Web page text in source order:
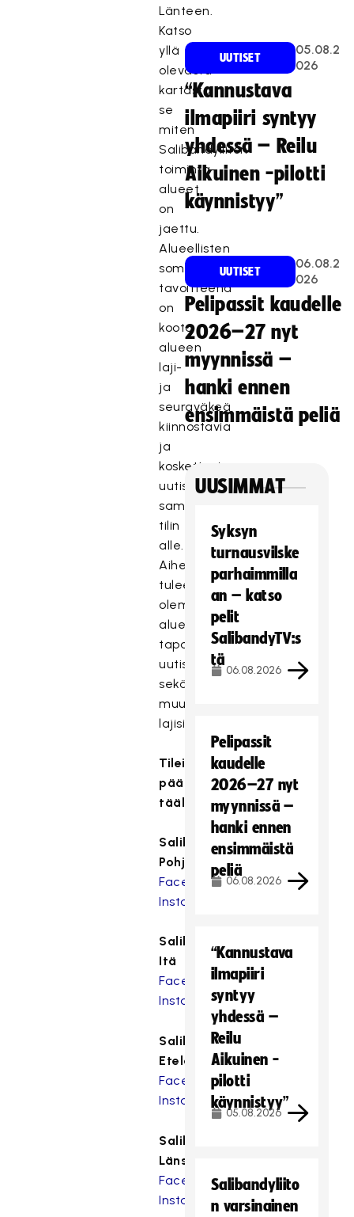
Länteen.
Katso
yllä
olevasta
kartasta
se
miten
Salibandyliiton
toiminta-
alueet
on
jaettu.
Alueellisten
somekanavien
tavoitteena
on
koota
alueen
laji-
ja
seuraväkeä
kiinnostavia
ja
koskettavia
uutisia
saman
tilin
alle.
Aihealueina
tulee
olemaan
alueen
tapahtumat,
uutiset
sekä
muut
lajisisällöt.
Tileille
pääset
täältä:
Salibandyliitto
Pohjoinen
Facebook
Instagram
Salibandyliitto
Itä
Facebook
Instagram
Salibandyliitto
Etelä
Facebook
Instagram
Salibandyliitto
Länsi
Facebook
Instagram
UUTISET
05.08.2
026
“Kannustava
ilmapiiri syntyy
yhdessä – Reilu
Aikuinen -pilotti
käynnistyy”
UUTISET
06.08.2
026
Pelipassit kaudelle
2026–27 nyt
myynnissä –
hanki ennen
ensimmäistä peliä
UUSIMMAT
Syksyn
turnausvilske
parhaimmilla
an – katso
pelit
SalibandyTV:s
tä
06.08.2026
Pelipassit
kaudelle
2026–27 nyt
myynnissä –
hanki ennen
ensimmäistä
peliä
06.08.2026
“Kannustava
ilmapiiri
syntyy
yhdessä –
Reilu
Aikuinen -
pilotti
käynnistyy”
05.08.2026
Salibandyliito
n varsinainen